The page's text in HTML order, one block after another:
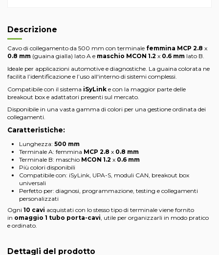
Descrizione
Cavo di collegamento da 500 mm con terminale femmina MCP 2.8 x
0.8 mm (guaina gialla) lato A e maschio MCON 1.2 x 0.6 mm lato B.
Ideale per applicazioni automotive e diagnostiche. La guaina colorata ne
facilita l’identificazione e l’uso all'interno di sistemi complessi.
Compatibile con il sistema iSyLink e con la maggior parte delle
breakout box e adattatori presenti sul mercato.
Disponibile in una vasta gamma di colori per una gestione ordinata dei
collegamenti.
Caratteristiche:
Lunghezza: 500 mm
Terminale A: femmina MCP 2.8 x 0.8 mm
Terminale B: maschio MCON 1.2 x 0.6 mm
Più colori disponibili
Compatibile con: iSyLink, UPA-S, moduli CAN, breakout box
universali
Perfetto per: diagnosi, programmazione, testing e collegamenti
personalizzati
Ogni 10 cavi acquistati con lo stesso tipo di terminale viene fornito
in omaggio 1 tubo porta-cavi, utile per organizzarli in modo pratico
e ordinato.
Dettagli del prodotto